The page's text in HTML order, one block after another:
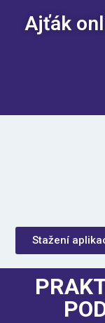
Ajťák
Stažení